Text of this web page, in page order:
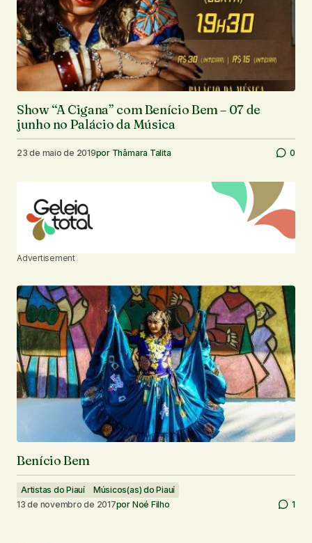
Show “A Cigana” com Benício Bem – 07 de
junho no Palácio da Música
23 de maio de 2019por Thâmara Talita 0
Advertisement
Benício Bem
Artistas do Piauí
Músicos(as) do Piauí
13 de novembro de 2017por Noé Filho 1